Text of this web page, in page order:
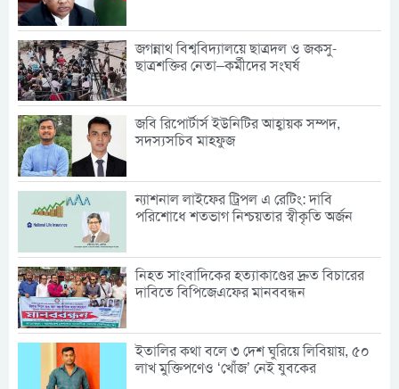
জগন্নাথ বিশ্ববিদ্যালয়ে ছাত্রদল ও জকসু-
ছাত্রশক্তির নেতা–কর্মীদের সংঘর্ষ
জবি রিপোর্টার্স ইউনিটির আহ্বায়ক সম্পদ,
সদস্যসচিব মাহফুজ
ন্যাশনাল লাইফের ট্রিপল এ রেটিং: দাবি
পরিশোধে শতভাগ নিশ্চয়তার স্বীকৃতি অর্জন
নিহত সাংবাদিকের হত্যাকাণ্ডের দ্রুত বিচারের
দাবিতে বিপিজেএফের মানববন্ধন
ইতালির কথা বলে ৩ দেশ ঘুরিয়ে লিবিয়ায়, ৫০
লাখ মুক্তিপণেও ‘খোঁজ’ নেই যুবকের